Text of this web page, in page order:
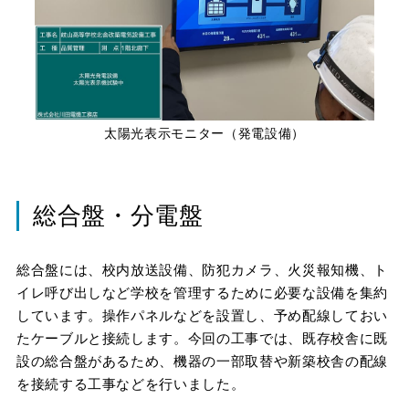
太陽光表示モニター（発電設備）
総合盤・分電盤
総合盤には、校内放送設備、防犯カメラ、火災報知機、ト
イレ呼び出しなど学校を管理するために必要な設備を集約
しています。操作パネルなどを設置し、予め配線しておい
たケーブルと接続します。今回の工事では、既存校舎に既
設の総合盤があるため、機器の一部取替や新築校舎の配線
を接続する工事などを行いました。